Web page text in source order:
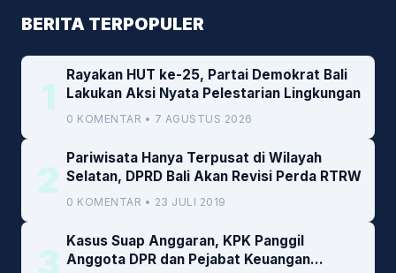
BERITA TERPOPULER
1
Rayakan HUT ke-25, Partai Demokrat Bali
Lakukan Aksi Nyata Pelestarian Lingkungan
0 KOMENTAR • 7 AGUSTUS 2026
2
Pariwisata Hanya Terpusat di Wilayah
Selatan, DPRD Bali Akan Revisi Perda RTRW
0 KOMENTAR • 23 JULI 2019
3
Kasus Suap Anggaran, KPK Panggil
Anggota DPR dan Pejabat Keuangan